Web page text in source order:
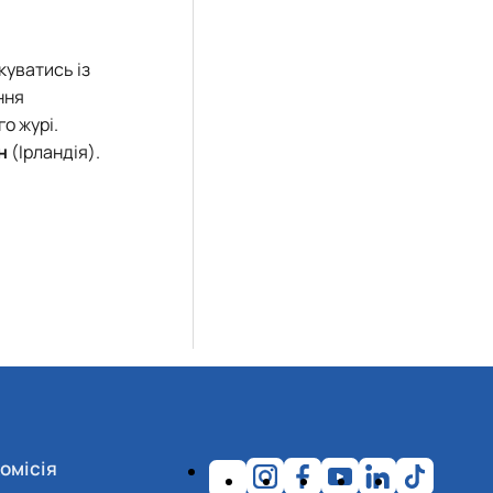
із
журі.
(Ірландія).